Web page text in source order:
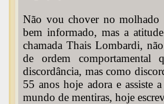
Não vou chover no molhado
bem informado, mas a
chamada Thais Lombardi,
de ordem
discordância, mas como
55 anos hoje adora e assiste
mundo de mentiras, hoje